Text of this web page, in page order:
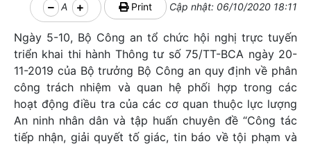
A Print Cập nhật: 06/10/2020 18:11
Ngày 5-10, Bộ Công an tổ chức hội nghị trực tuyến
triển khai thi hành Thông tư số 75/TT-BCA ngày 20-
11-2019 của Bộ trưởng Bộ Công an quy định về phân
công trách nhiệm và quan hệ phối hợp trong các
hoạt động điều tra của các cơ quan thuộc lực lượng
An ninh nhân dân và tập huấn chuyên đề “Công tác
tiếp nhận, giải quyết tố giác, tin báo về tội phạm và